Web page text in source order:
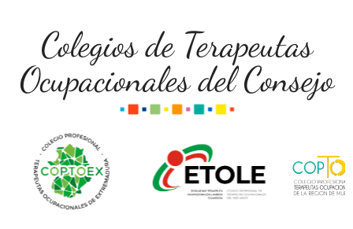
Colegios de Terapeutas
Ocupacionales del Consejo